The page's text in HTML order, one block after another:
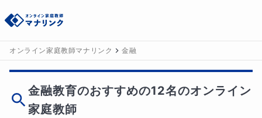
オンライン家庭教師マナリンク 金融
金融教育のおすすめの12名のオンライン
家庭教師